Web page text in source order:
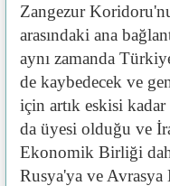
Zangezur
arasındaki ana
aynı zamanda
de kaybedecek ve
için artık eskisi
da üyesi olduğu ve
Ekonomik Birliği
Rusya'ya ve Avrasya